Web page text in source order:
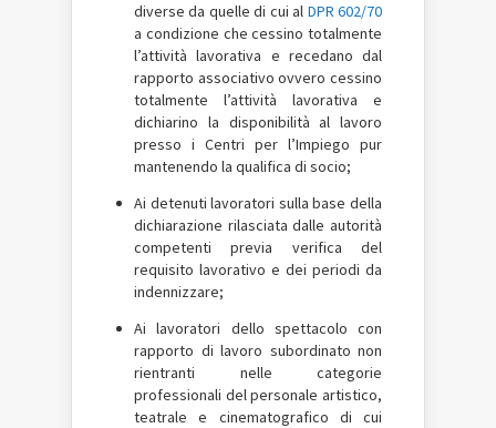
diverse da quelle di cui al DPR 602/70
a condizione che cessino totalmente
l’attività lavorativa e recedano dal
rapporto associativo ovvero cessino
totalmente l’attività lavorativa e
dichiarino la disponibilità al lavoro
presso i Centri per l’Impiego pur
mantenendo la qualifica di socio;
Ai detenuti lavoratori sulla base della
dichiarazione rilasciata dalle autorità
competenti previa verifica del
requisito lavorativo e dei periodi da
indennizzare;
Ai lavoratori dello spettacolo con
rapporto di lavoro subordinato non
rientranti nelle categorie
professionali del personale artistico,
teatrale e cinematografico di cui